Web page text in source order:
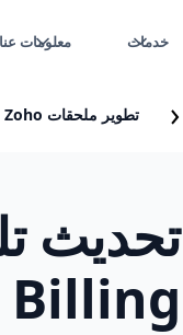
خدمات معلومات عنا
تطوير ملحقات Zoho
تحديث
Billing